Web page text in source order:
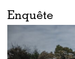
Enquête